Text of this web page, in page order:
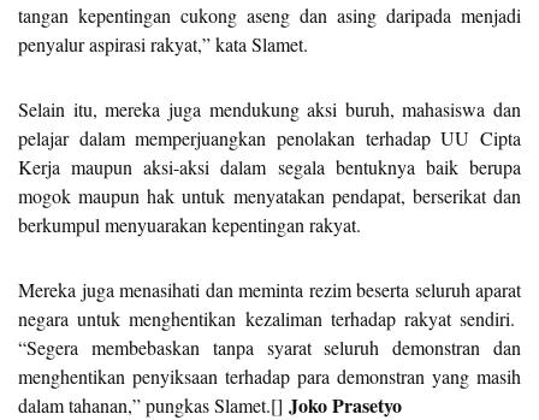
tangan kepentingan cukong aseng dan asing daripada menjadi
penyalur aspirasi rakyat,” kata Slamet.
Selain itu, mereka juga mendukung aksi buruh, mahasiswa dan
pelajar dalam memperjuangkan penolakan terhadap UU Cipta
Kerja maupun aksi-aksi dalam segala bentuknya baik berupa
mogok maupun hak untuk menyatakan pendapat, berserikat dan
berkumpul menyuarakan kepentingan rakyat.
Mereka juga menasihati dan meminta rezim beserta seluruh aparat
negara untuk menghentikan kezaliman terhadap rakyat sendiri.
“Segera membebaskan tanpa syarat seluruh demonstran dan
menghentikan penyiksaan terhadap para demonstran yang masih
dalam tahanan,” pungkas Slamet.[] Joko Prasetyo